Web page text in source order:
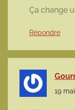
Ça change
Répondre
19